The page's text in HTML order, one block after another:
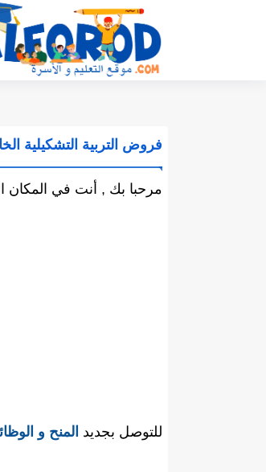
فروض التربية التشكيلية
مرحبا بك , أنت في المكان
للتوصل بجديد المنح و